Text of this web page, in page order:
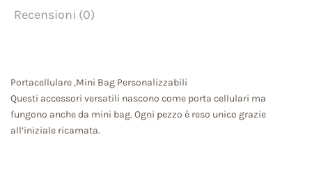
Recensioni (0)
Portacellulare ,Mini Bag Personalizzabili
Questi accessori versatili nascono come porta cellulari ma
fungono anche da mini bag. Ogni pezzo è reso unico grazie
all’iniziale ricamata.